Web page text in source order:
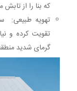
که بنا را از
تهویه طبیعی:
تقویت کرده و
گرمای شدید